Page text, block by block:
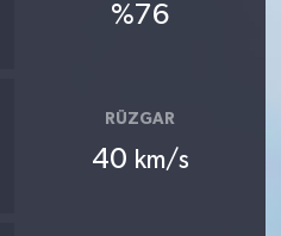
%76
RÜZGAR
40 km/s